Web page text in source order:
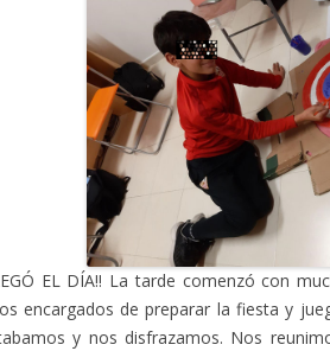
EL DÍA!! La tarde comenzó con
encargados de preparar la fiesta y
y nos disfrazamos. Nos